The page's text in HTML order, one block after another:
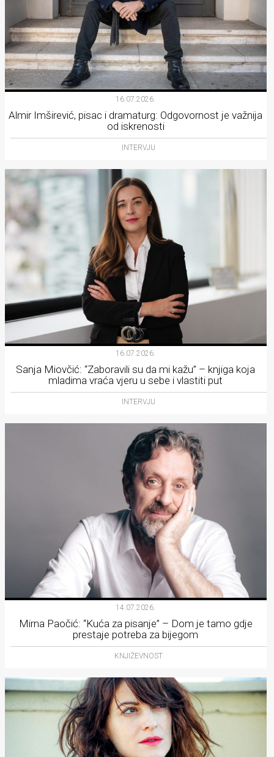
16.07.2026.
Almir Imširević, pisac i dramaturg: Odgovornost je važnija
od iskrenosti
INTERVJU
16.07.2026.
Sanja Miovčić: “Zaboravili su da mi kažu” – knjiga koja
mladima vraća vjeru u sebe i vlastiti put
INTERVJU
14.07.2026.
Mirna Paočić: “Kuća za pisanje” – Dom je tamo gdje
prestaje potreba za bijegom
KNJIŽEVNOST